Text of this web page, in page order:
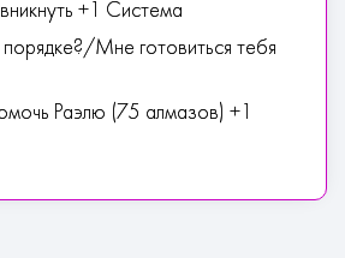
+1 Система
Мне готовиться тебя
Раэлю (75 алмазов) +1